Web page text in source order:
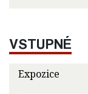
VSTUPNÉ
Expozice